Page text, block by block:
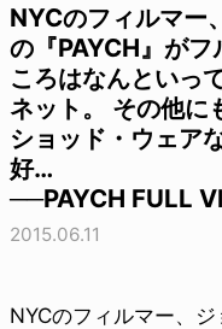
NYCのフィルマー
の『PAYCH』が
ころはなんといっ
ネット。 その他に
ショッド・ウェア
好…
──PAYCH FULL
2015.06.11
NYCのフィルマー、